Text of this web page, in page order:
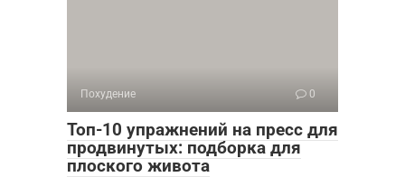
Похудение 0
Топ-10 упражнений на пресс для
продвинутых: подборка для
плоского живота